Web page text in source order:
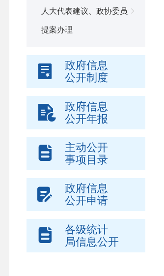
人大代表建议、政协委员
提案办理
政府信息
公开制度
政府信息
公开年报
主动公开
事项目录
政府信息
公开申请
各级统计
局信息公开